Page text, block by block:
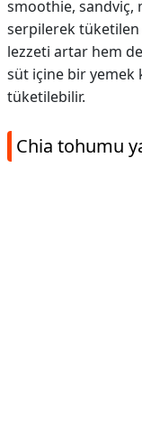
smoothie, sandviç,
serpilerek tüketilen
lezzeti artar hem de
süt içine bir yemek
tüketilebilir.
Chia tohumu